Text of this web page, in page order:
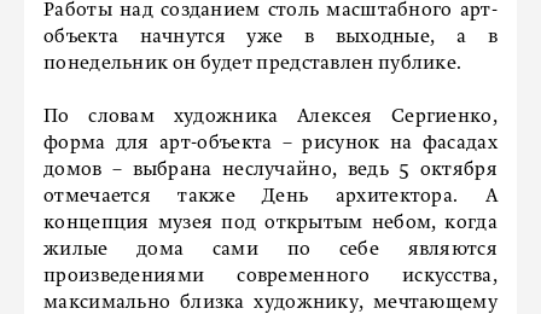
Работы над созданием столь масштабного арт-
объекта начнутся уже в выходные, а в
понедельник он будет представлен публике.
По словам художника Алексея Сергиенко,
форма для арт-объекта – рисунок на фасадах
домов – выбрана неслучайно, ведь 5 октября
отмечается также День архитектора. А
концепция музея под открытым небом, когда
жилые дома сами по себе являются
произведениями современного искусства,
максимально близка художнику, мечтающему